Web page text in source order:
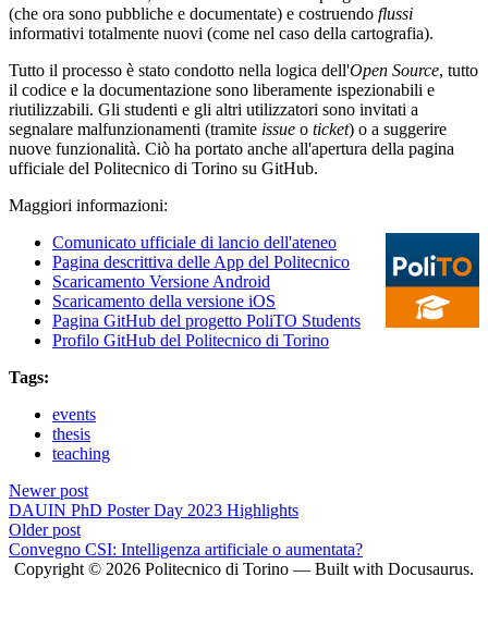
(che ora sono pubbliche e documentate) e costruendo flussi
informativi totalmente nuovi (come nel caso della cartografia).
Tutto il processo è stato condotto nella logica dell'Open Source, tutto
il codice e la documentazione sono liberamente ispezionabili e
riutilizzabili. Gli studenti e gli altri utilizzatori sono invitati a
segnalare malfunzionamenti (tramite issue o ticket) o a suggerire
nuove funzionalità. Ciò ha portato anche all'apertura della pagina
ufficiale del Politecnico di Torino su GitHub.
Maggiori informazioni:
Comunicato ufficiale di lancio dell'ateneo
Pagina descrittiva delle App del Politecnico
Scaricamento Versione Android
Scaricamento della versione iOS
Pagina GitHub del progetto PoliTO Students
Profilo GitHub del Politecnico di Torino
Tags:
events
thesis
teaching
Newer post
DAUIN PhD Poster Day 2023 Highlights
Older post
Convegno CSI: Intelligenza artificiale o aumentata?
Copyright © 2026 Politecnico di Torino — Built with Docusaurus.